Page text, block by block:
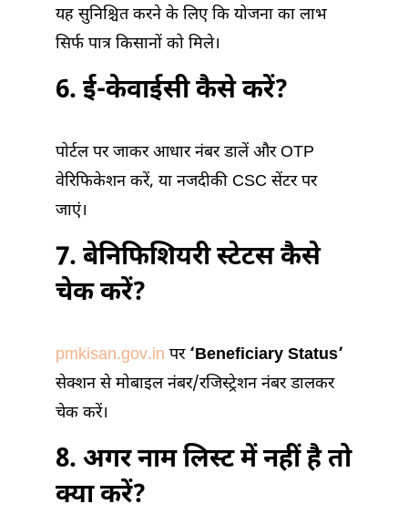
यह सुनिश्चित करने के लिए कि योजना का लाभ
सिर्फ पात्र किसानों को मिले।
6. ई-केवाईसी कैसे करें?
पोर्टल पर जाकर आधार नंबर डालें और OTP
वेरिफिकेशन करें, या नजदीकी CSC सेंटर पर
जाएं।
7. बेनिफिशियरी स्टेटस कैसे
चेक करें?
pmkisan.gov.in पर ‘Beneficiary Status’
सेक्शन से मोबाइल नंबर/रजिस्ट्रेशन नंबर डालकर
चेक करें।
8. अगर नाम लिस्ट में नहीं है तो
क्या करें?